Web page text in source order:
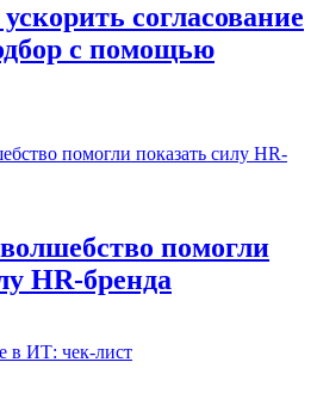
согласование
с помощью
помогли
HR-бренда